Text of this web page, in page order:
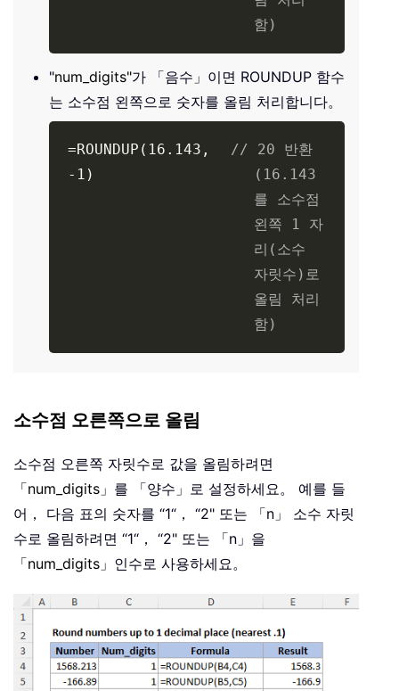
함)
"num_digits"가 「음수」이면 ROUNDUP 함수
는 소수점 왼쪽으로 숫자를 올림 처리합니다。
=ROUNDUP(16.143,
-1)
// 20 반환
(16.143
를 소수점
왼쪽 1 자
리(소수
자릿수)로
올림 처리
함)
소수점 오른쪽으로 올림
소수점 오른쪽 자릿수로 값을 올림하려면
「num_digits」 를 「양수」로 설정하세요。 예를 들
어， 다음 표의 숫자를 “1“， “2" 또는 「n」 소수 자릿
수로 올림하려면 “1“， “2" 또는 「n」을
「num_digits」 인수로 사용하세요。